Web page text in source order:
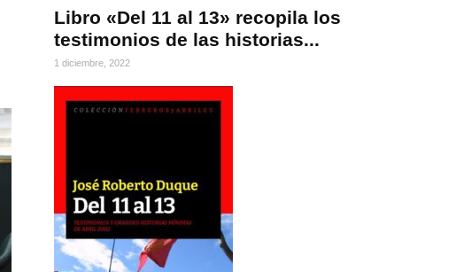
Libro «Del 11 al 13» recopila los
testimonios de las historias...
1 diciembre, 2022